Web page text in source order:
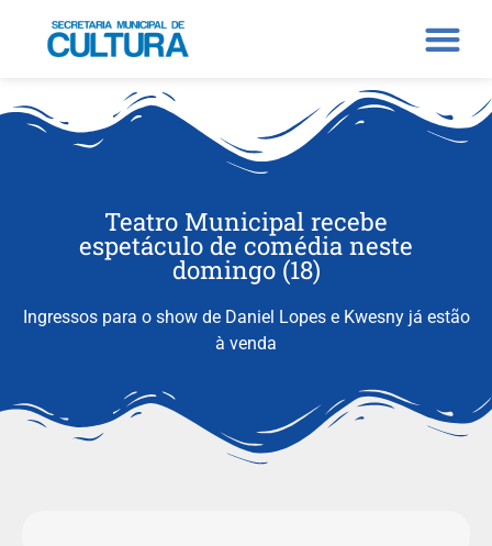
Teatro Municipal recebe
espetáculo de comédia neste
domingo (18)
Ingressos para o show de Daniel Lopes e Kwesny já estão
à venda